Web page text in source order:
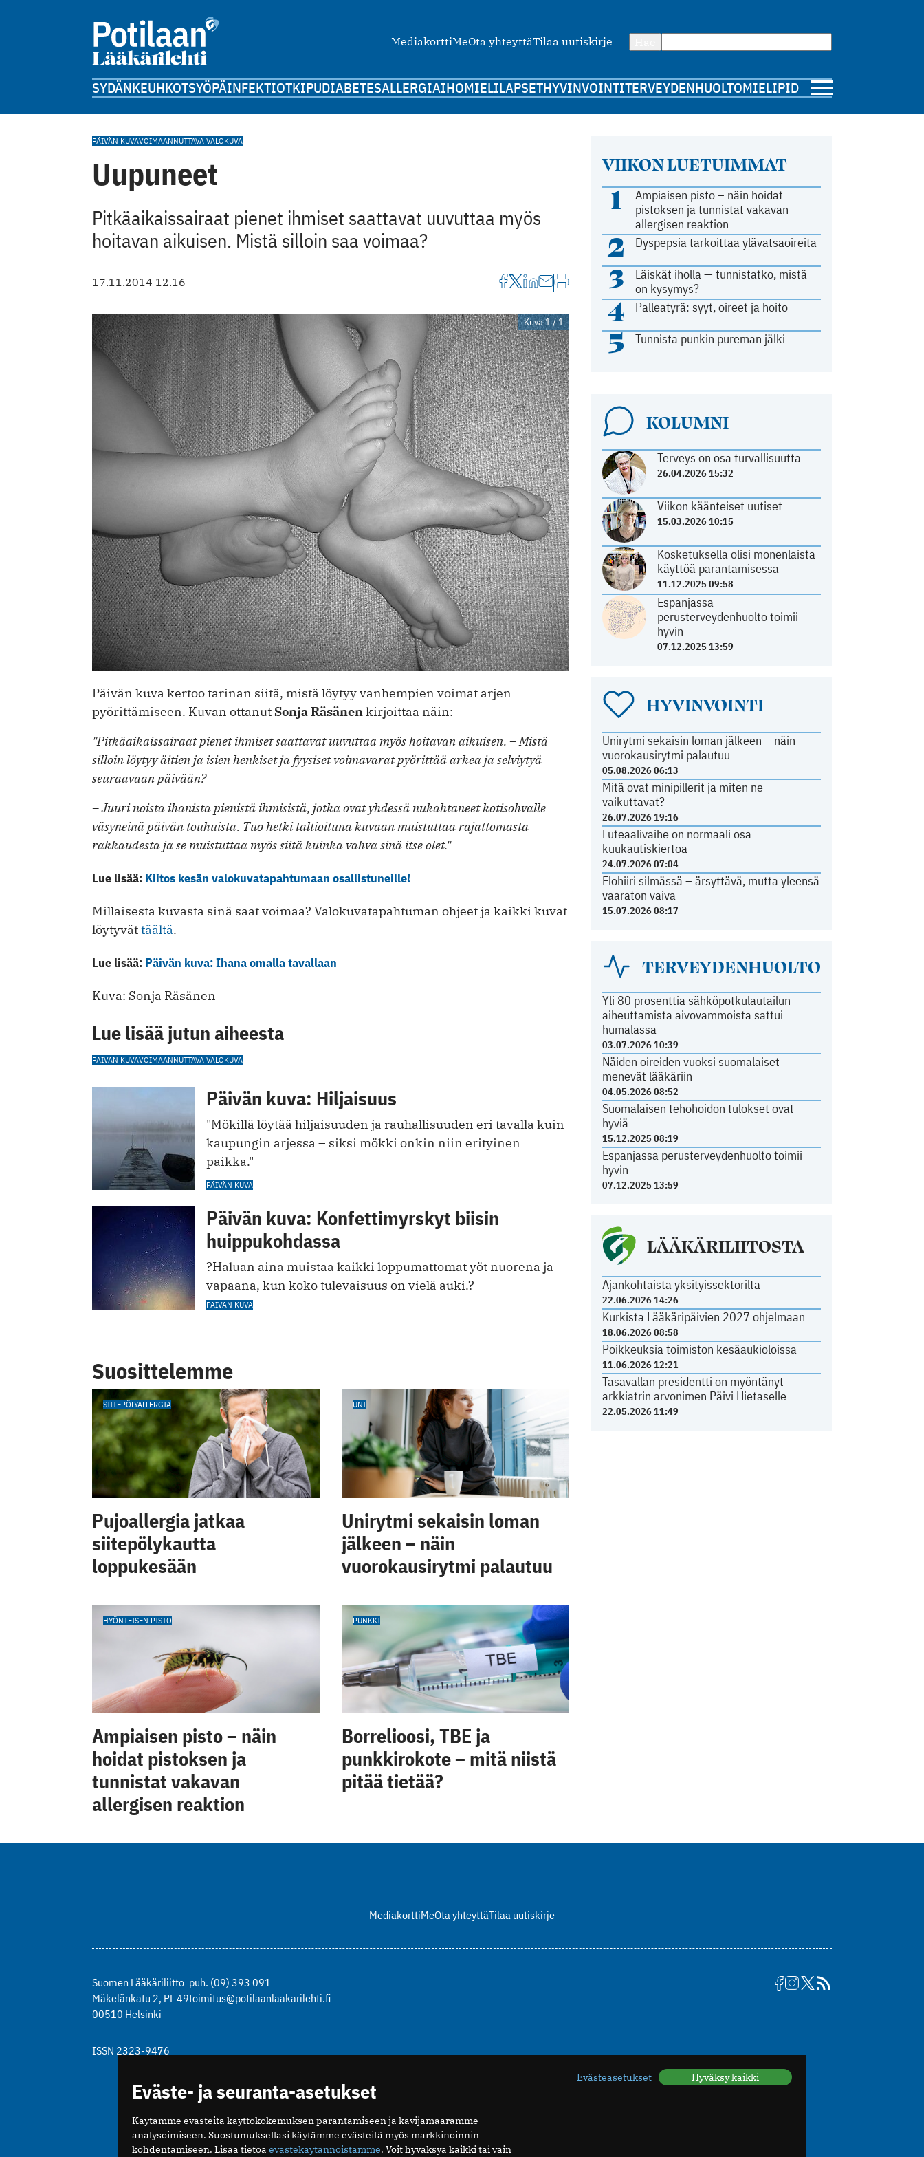
MediakorttiMeOta yhteyttäTilaa uutiskirje
SYDÄNKEUHKOTSYÖPÄINFEKTIOTKIPUDIABETESALLERGIAIHOMIELILAPSETHYVINVOINTITERVEYDENHUOLTOMIELIPIDE
VIIKON LUETUIMMAT
1
Ampiaisen pisto – näin hoidat
pistoksen ja tunnistat vakavan
allergisen reaktion
2 Dyspepsia tarkoittaa ylävatsaoireita
3
Läiskät iholla — tunnistatko, mistä
on kysymys?
4 Palleatyrä: syyt, oireet ja hoito
5 Tunnista punkin pureman jälki
KOLUMNI
Terveys on osa turvallisuutta
26.04.2026 15:32
Viikon käänteiset uutiset
15.03.2026 10:15
Kosketuksella olisi monenlaista
käyttöä parantamisessa
11.12.2025 09:58
Espanjassa
perusterveydenhuolto toimii
hyvin
07.12.2025 13:59
HYVINVOINTI
Unirytmi sekaisin loman jälkeen – näin
vuorokausirytmi palautuu
05.08.2026 06:13
Mitä ovat minipillerit ja miten ne
vaikuttavat?
26.07.2026 19:16
Luteaalivaihe on normaali osa
kuukautiskiertoa
24.07.2026 07:04
Elohiiri silmässä – ärsyttävä, mutta yleensä
vaaraton vaiva
15.07.2026 08:17
TERVEYDENHUOLTO
Yli 80 prosenttia sähköpotkulautailun
aiheuttamista aivovammoista sattui
humalassa
03.07.2026 10:39
Näiden oireiden vuoksi suomalaiset
menevät lääkäriin
04.05.2026 08:52
Suomalaisen tehohoidon tulokset ovat
hyviä
15.12.2025 08:19
Espanjassa perusterveydenhuolto toimii
hyvin
07.12.2025 13:59
LÄÄKÄRILIITOSTA
Ajankohtaista yksityissektorilta
22.06.2026 14:26
Kurkista Lääkäripäivien 2027 ohjelmaan
18.06.2026 08:58
Poikkeuksia toimiston kesäaukioloissa
11.06.2026 12:21
Tasavallan presidentti on myöntänyt
arkkiatrin arvonimen Päivi Hietaselle
22.05.2026 11:49
PÄIVÄN KUVAVOIMAANNUTTAVA VALOKUVA
Uupuneet
Pitkäaikaissairaat pienet ihmiset saattavat uuvuttaa myös
hoitavan aikuisen. Mistä silloin saa voimaa?
17.11.2014 12.16
Kuva 1 / 1
Päivän kuva kertoo tarinan siitä, mistä löytyy vanhempien voimat arjen
pyörittämiseen. Kuvan ottanut Sonja Räsänenkirjoittaa näin:
"Pitkäaikaissairaat pienet ihmiset saattavat uuvuttaa myös hoitavan aikuisen. – Mistä
silloin löytyy äitien ja isien henkiset ja fyysiset voimavarat pyörittää arkea ja selviytyä
seuraavaan päivään?
– Juuri noista ihanista pienistä ihmisistä, jotka ovat yhdessä nukahtaneet kotisohvalle
väsyneinä päivän touhuista. Tuo hetki taltioituna kuvaan muistuttaa rajattomasta
rakkaudesta ja se muistuttaa myös siitä kuinka vahva sinä itse olet."
Lue lisää: Kiitos kesän valokuvatapahtumaan osallistuneille!
Millaisesta kuvasta sinä saat voimaa? Valokuvatapahtuman ohjeet ja kaikki kuvat
löytyvättäältä.
Lue lisää: Päivän kuva: Ihana omalla tavallaan
Kuva: Sonja Räsänen
Lue lisää jutun aiheesta
PÄIVÄN KUVAVOIMAANNUTTAVA VALOKUVA
Päivän kuva: Hiljaisuus
"Mökillä löytää hiljaisuuden ja rauhallisuuden eri tavalla kuin
kaupungin arjessa – siksi mökki onkin niin erityinen
paikka."
PÄIVÄN KUVA
Päivän kuva: Konfettimyrskyt biisin
huippukohdassa
?Haluan aina muistaa kaikki loppumattomat yöt nuorena ja
vapaana, kun koko tulevaisuus on vielä auki.?
PÄIVÄN KUVA
Suosittelemme
SIITEPÖLYALLERGIA
Pujoallergia jatkaa
siitepölykautta
loppukesään
UNI
Unirytmi sekaisin loman
jälkeen – näin
vuorokausirytmi palautuu
HYÖNTEISEN PISTO
Ampiaisen pisto – näin
hoidat pistoksen ja
tunnistat vakavan
allergisen reaktion
PUNKKI
Borrelioosi, TBE ja
punkkirokote – mitä niistä
pitää tietää?
MediakorttiMeOta yhteyttäTilaa uutiskirje
Suomen Lääkäriliitto
Mäkelänkatu 2, PL 49
00510 Helsinki
puh. (09) 393 091
toimitus@potilaanlaakarilehti.fi
ISSN 2323-9476
Eväste- ja seuranta-asetukset
Käytämme evästeitä käyttökokemuksen parantamiseen ja kävijämäärämme
analysoimiseen. Suostumuksellasi käytämme evästeitä myös markkinoinnin
kohdentamiseen. Lisää tietoa evästekäytännöistämme. Voit hyväksyä kaikki tai vain
Evästeasetukset Hyväksy kaikki